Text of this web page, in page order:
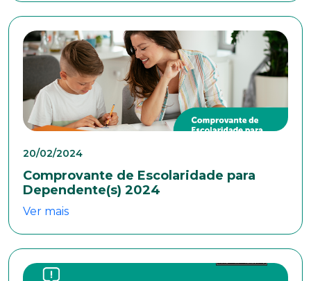
20/02/2024
Comprovante de Escolaridade para
Dependente(s) 2024
Ver mais
Cidade
Naturalidade
Idade
Estado Civil
Escolaridade